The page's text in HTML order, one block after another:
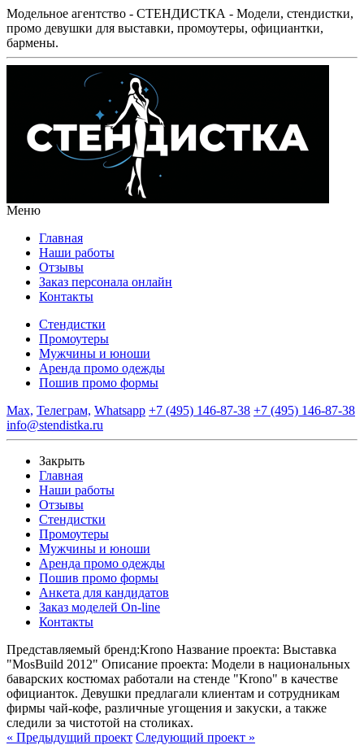
Модельное агентство - СТЕНДИСТКА - Модели, стендистки,
промо девушки для выставки, промоутеры, официантки,
бармены.
Меню
Главная
Наши работы
Отзывы
Заказ персонала онлайн
Контакты
Стендистки
Промоутеры
Мужчины и юноши
Аренда промо одежды
Пошив промо формы
Max, Телеграм, Whatsapp +7 (495) 146-87-38 +7 (495) 146-87-38
info@stendistka.ru
Закрыть
Главная
Наши работы
Отзывы
Стендистки
Промоутеры
Мужчины и юноши
Аренда промо одежды
Пошив промо формы
Анкета для кандидатов
Заказ моделей On-line
Контакты
Представляемый бренд:Krono Название проекта: Выставка
"MosBuild 2012" Описание проекта: Модели в национальных
баварских костюмах работали на стенде "Krono" в качестве
официанток. Девушки предлагали клиентам и сотрудникам
фирмы чай-кофе, различные угощения и закуски, а также
следили за чистотой на столиках.
« Предыдущий проект Следующий проект »